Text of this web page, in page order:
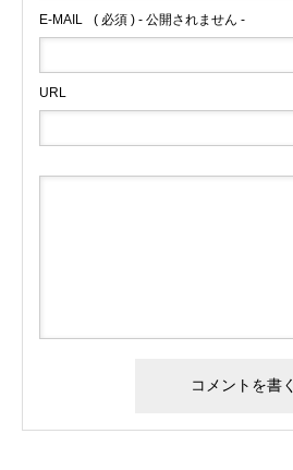
E-MAIL ( 必須 ) - 公開されません -
URL